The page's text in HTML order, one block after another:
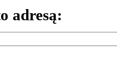
adresą: